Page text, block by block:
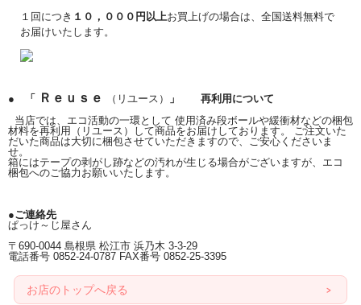
１回につき １０，０００円以上お買上げの場合は、全国送料無料で
お届けいたします。
● 「 Ｒｅｕｓｅ （リユース）
」 再利用について
当店では、エコ活動の一環として 使用済み段ボールや緩衝材などの梱包
材料を再利用（リユース）して商品をお届けしております。 ご注文いた
だいた商品は大切に梱包させていただきますので、ご安心くださいま
せ。
箱にはテープの剥がし跡などの汚れが生じる場合がございますが、エコ
梱包へのご協力お願いいたします。
●ご連絡先
ぱっけ～じ屋さん
〒690-0044 島根県 松江市 浜乃木 3-3-29
電話番号 0852-24-0787 FAX番号 0852-25-3395
お店のトップへ戻る